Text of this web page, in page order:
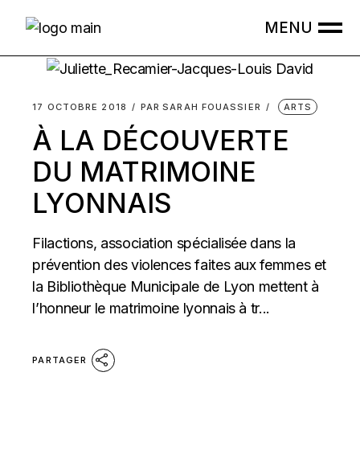
17 OCTOBRE 2018 PAR SARAH FOUASSIER ARTS
À LA DÉCOUVERTE
DU MATRIMOINE
LYONNAIS
Filactions, association spécialisée dans la
prévention des violences faites aux femmes et
la Bibliothèque Municipale de Lyon mettent à
l’honneur le matrimoine lyonnais à tr...
PARTAGER